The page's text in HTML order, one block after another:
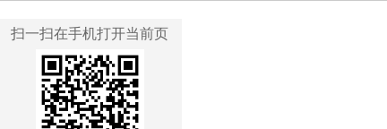
扫一扫在手机打开当前页